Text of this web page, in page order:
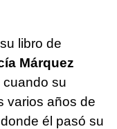
libro de
Márquez
cuando su
varios años de
él pasó su